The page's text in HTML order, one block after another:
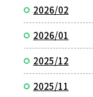
2026/02
2026/01
2025/12
2025/11